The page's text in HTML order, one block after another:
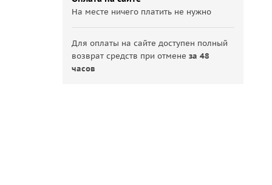
На месте ничего платить не нужно
Для оплаты на сайте доступен полный
возврат средств при отменеза 48
часов